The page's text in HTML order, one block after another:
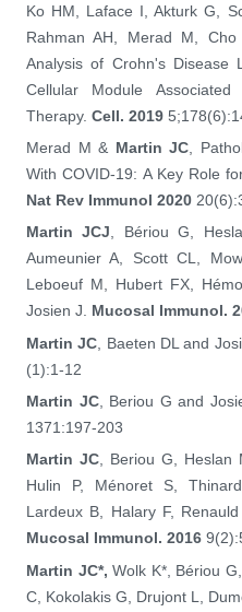
Ko HM, Laface I, Akturk G,
Rahman AH, Merad M,
Analysis of Crohn's Disease
Cellular Module
Therapy. Cell. 2019
Merad M & Martin JC ,
With COVID-19: A Key Role
Nat Rev Immunol 2020
Martin JCJ, Bériou G,
Aumeunier A, Scott CL,
Leboeuf M, Hubert FX,
Josien J. Mucosal Immunol.
Martin JC , Baeten DL and
(1):1-12
Martin JC, Beriou G and
1371:197-203
Martin JC, Beriou G, Heslan
Hulin P, Ménoret S,
Lardeux B, Halary F,
Mucosal Immunol. 2016
Martin JC*, Wolk K*, Bériou
C, Kokolakis G, Drujont L,